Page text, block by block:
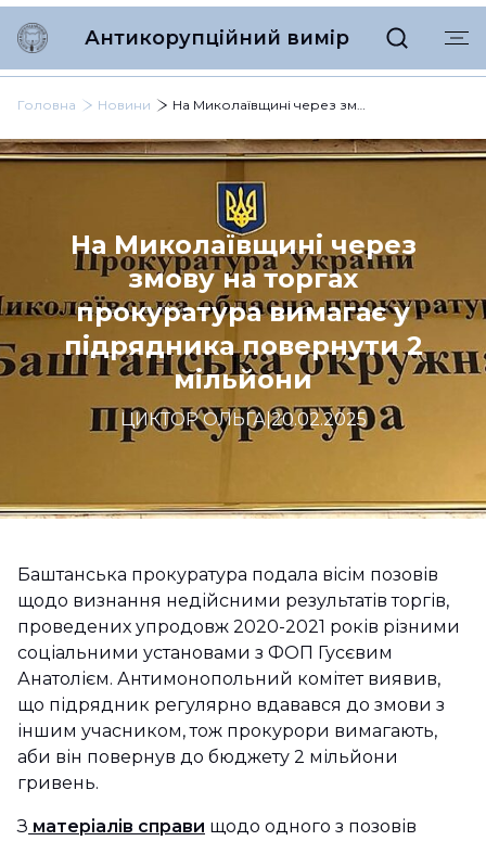
Антикорупційний вимір
Головна Новини На Миколаївщині через змову на торгах прокуратура вимагає у підрядника повернути 2 мільйони
На Миколаївщині через
змову на торгах
прокуратура вимагає у
підрядника повернути 2
мільйони
ЦИКТОР ОЛЬГА|20.02.2025
Баштанська прокуратура подала вісім позовів
щодо визнання недійсними результатів торгів,
проведених упродовж 2020-2021 років різними
соціальними установами з ФОП Гусєвим
Анатолієм. Антимонопольний комітет виявив,
що підрядник регулярно вдавався до змови з
іншим учасником, тож прокурори вимагають,
аби він повернув до бюджету 2 мільйони
гривень.
З матеріалів справи щодо одного з позовів